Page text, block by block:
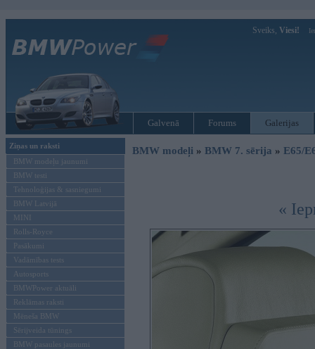
Sveiks, Viesi!
Galvenā Forums Galerijas
Ziņas un raksti
BMW modeļu jaunumi
BMW testi
Tehnoloģijas & sasniegumi
BMW Latvijā
MINI
Rolls-Royce
Pasākumi
Vadāmības tests
Autosports
BMWPower aktuāli
Reklāmas raksti
Mēneša BMW
Sērijveida tūnings
BMW pasaules jaunumi
BMW modeļi » BMW 7. sērija » E65/
«